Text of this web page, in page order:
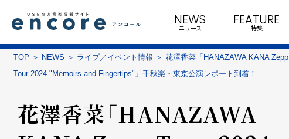
NEWS
ニュース
FEATURE
特集
TOP NEWS ライブ／イベント情報
花澤香菜「HANAZAWA KANA Zepp
Tour 2024 "Memoirs and Fingertips"」千秋楽・東京公演レポート到着！
花澤香菜「HANAZAWA